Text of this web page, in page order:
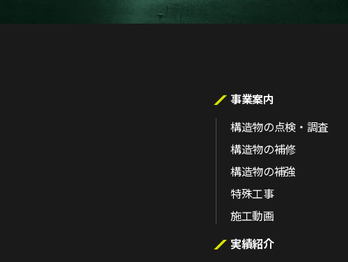
事業案内
構造物の点検・調査
構造物の補修
構造物の補強
特殊工事
施工動画
実績紹介